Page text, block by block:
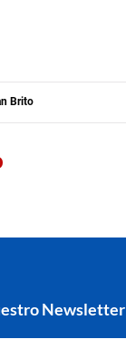
Brito
Newsletter